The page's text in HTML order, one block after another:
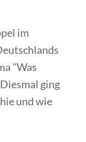
im
"Was
ging
und wie